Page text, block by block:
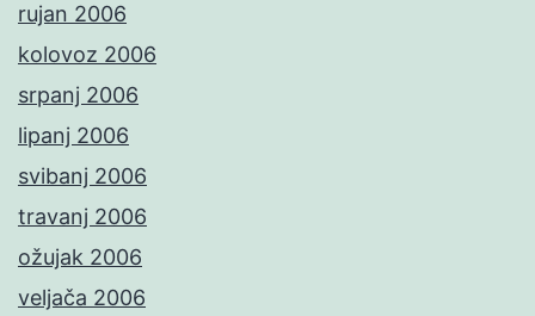
rujan 2006
kolovoz 2006
srpanj 2006
lipanj 2006
svibanj 2006
travanj 2006
ožujak 2006
veljača 2006